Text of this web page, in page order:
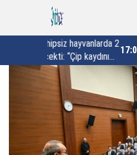
17:00
“Milletimizin
tacı edin”